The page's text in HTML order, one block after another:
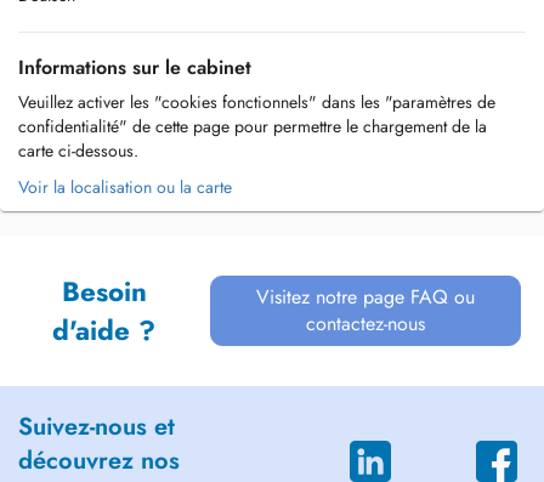
Informations sur le cabinet
Veuillez activer les "cookies fonctionnels" dans les "paramètres de
confidentialité" de cette page pour permettre le chargement de la
carte ci-dessous.
Voir la localisation ou la carte
Besoin
d'aide ?
Visitez notre page FAQ ou
contactez-nous
Suivez-nous et
découvrez nos